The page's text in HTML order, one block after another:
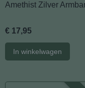
Amethist Zilver
€ 17,95
In winkelwagen